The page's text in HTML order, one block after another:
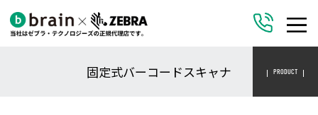
固定式バーコードスキャナ PRODUCT